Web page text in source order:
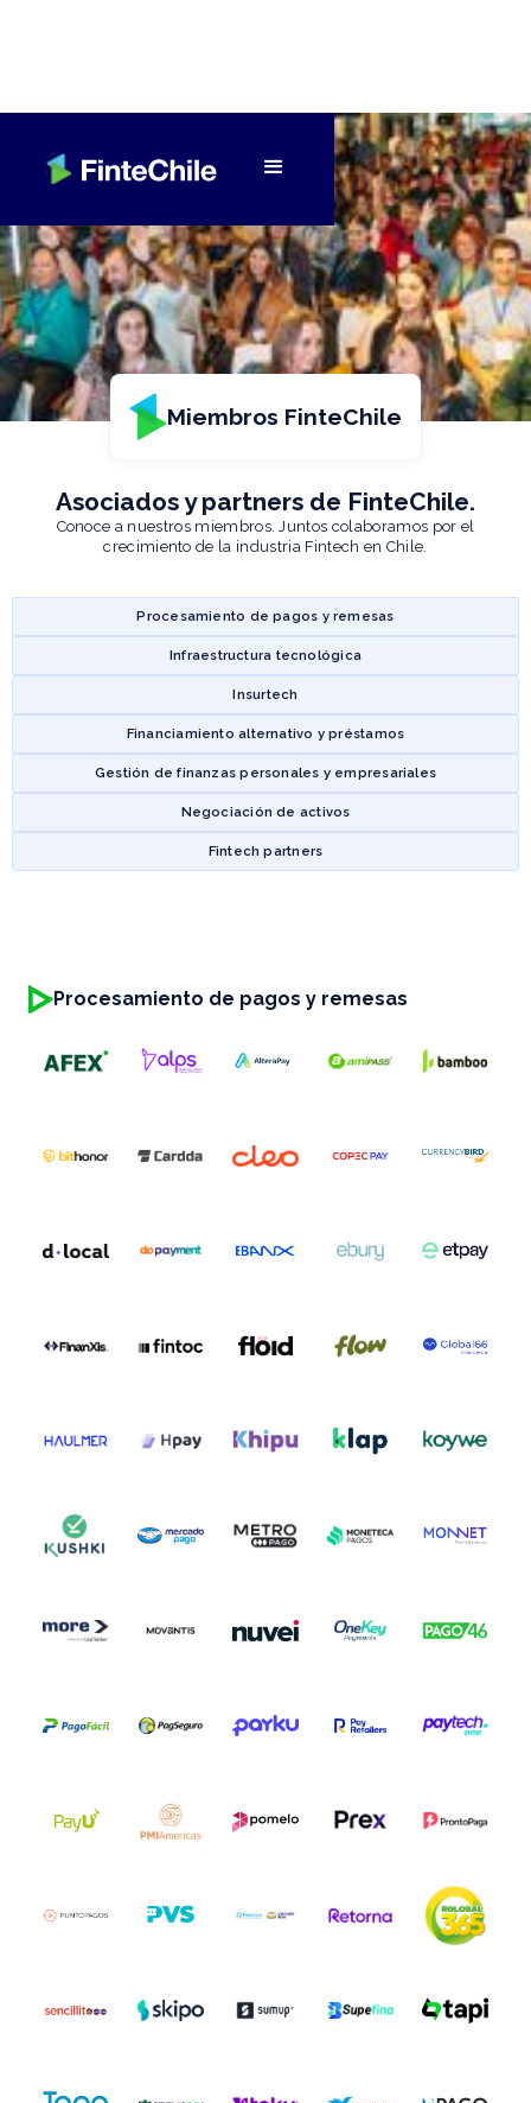
Asociados y partners de FinteChile.
Conoce a nuestros miembros. Juntos colaboramos por el
crecimiento de la industria Fintech en Chile.
Miembros FinteChile
Procesamiento de pagos y remesas
Infraestructura tecnológica
Insurtech
Financiamiento alternativo y préstamos
Gestión de finanzas personales y empresariales
Negociación de activos
Fintech partners
Procesamiento de pagos y remesas